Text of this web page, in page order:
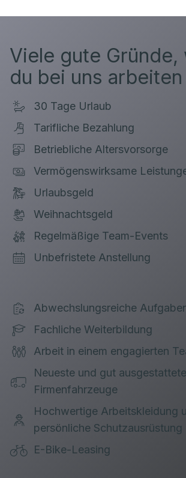
Viele gute Gründe,
du bei uns
30 Tage Urlaub
Tarifliche Bezahlung
Betriebliche Altersvorsorge
Vermögenswirksame
Urlaubsgeld
Weihnachtsgeld
Regelmäßige Team-Events
Unbefristete Anstellung
Abwechslungsreiche
Fachliche Weiterbildung
Arbeit in einem engagierten
Neueste und gut ausgestattete
Firmenfahrzeuge
Hochwertige Arbeitskleidung
persönliche Schutzausrüstung
E-Bike-Leasing